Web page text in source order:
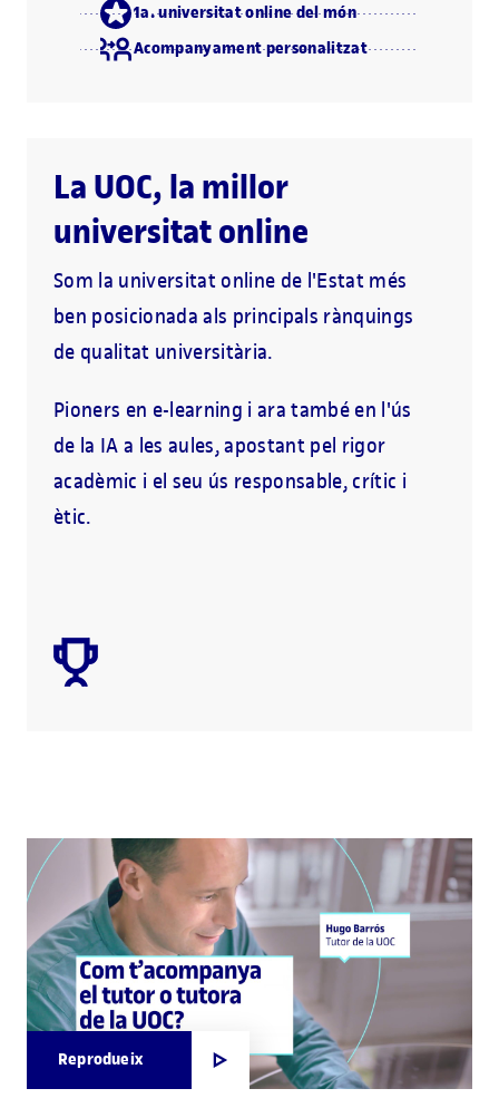
1a. universitat online del món
Acompanyament personalitzat
La UOC, la millor
universitat online
Som la universitat online de l'Estat més
ben posicionada als principals rànquings
de qualitat universitària.
Pioners en e-learning i ara també en l'ús
de la IA a les aules, apostant pel rigor
acadèmic i el seu ús responsable, crític i
ètic.
Reprodueix